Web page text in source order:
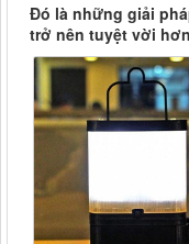
Đó là những giải
trở nên tuyệt vời